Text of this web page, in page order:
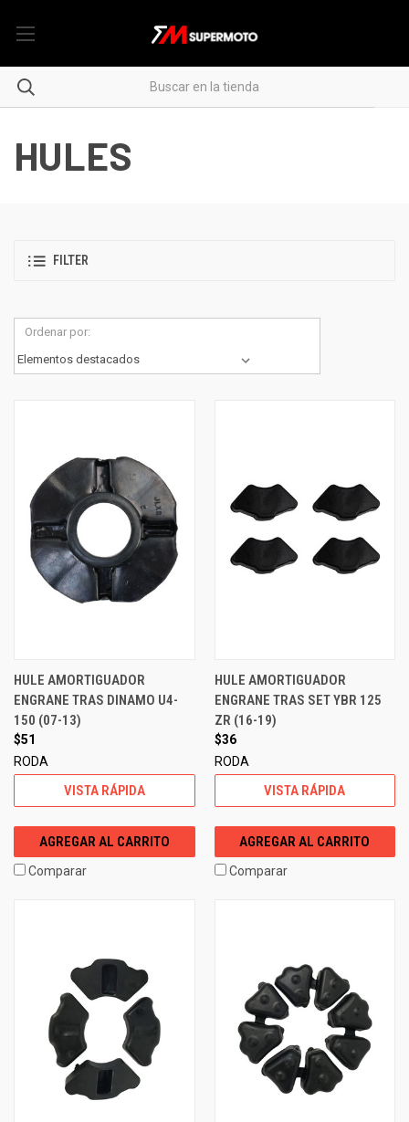
HULES
FILTER
Ordenar por:
HULE AMORTIGUADOR
ENGRANE TRAS DINAMO U4-
150 (07-13)
$51
RODA
VISTA RÁPIDA
AGREGAR AL CARRITO
Comparar
HULE AMORTIGUADOR
ENGRANE TRAS SET YBR 125
ZR (16-19)
$36
RODA
VISTA RÁPIDA
AGREGAR AL CARRITO
Comparar